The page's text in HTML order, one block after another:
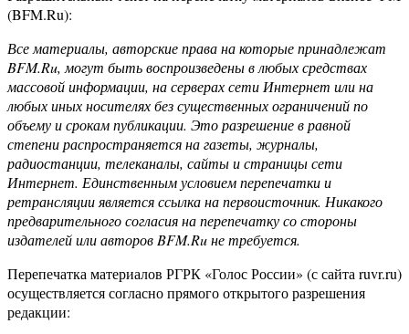
(BFM.Ru):
Все материалы, авторские права на которые принадлежат
BFM.Ru, могут быть воспроизведены в любых средствах
массовой информации, на серверах сети Интернет или на
любых иных носителях без существенных ограничений по
объему и срокам публикации. Это разрешение в равной
степени распространяется на газеты, журналы,
радиостанции, телеканалы, сайты и страницы сети
Интернет. Единственным условием перепечатки и
ретрансляции является ссылка на первоисточник. Никакого
предварительного согласия на перепечатку со стороны
издателей или авторов BFM.Ru не требуется.
Перепечатка материалов РГРК «Голос России» (с сайта ruvr.ru)
осуществляется согласно прямого открытого разрешения
редакции: